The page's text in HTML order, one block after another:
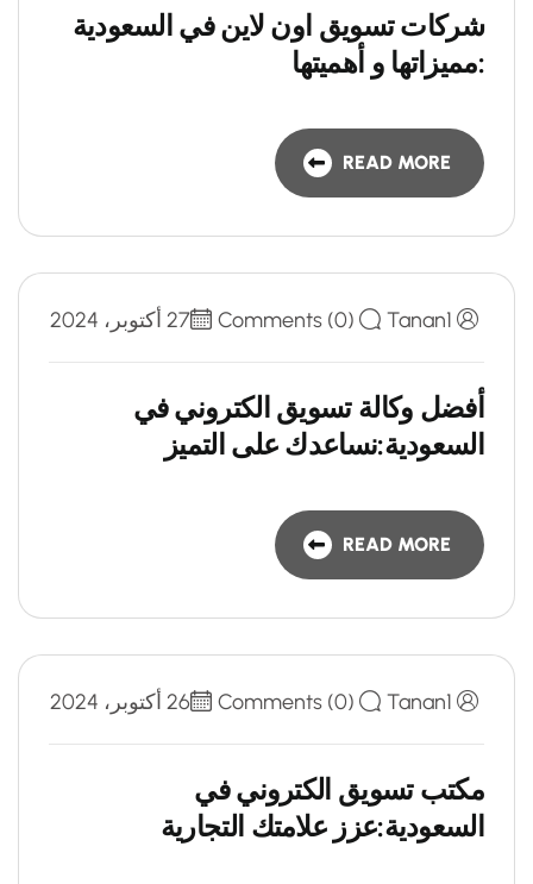
شركات تسويق اون لاين في السعودية
:مميزاتها و أهميتها
READ MORE
Tanan1 27 أكتوبر، 2024
أفضل وكالة تسويق الكتروني في
السعودية:نساعدك على التميز
READ MORE
Tanan1 26 أكتوبر، 2024
مكتب تسويق الكتروني في
السعودية:عزز علامتك التجارية